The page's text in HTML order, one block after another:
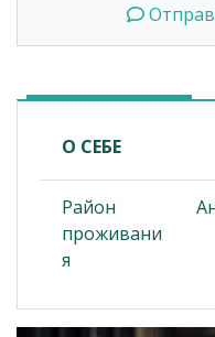
О СЕБЕ
Район
проживани
я